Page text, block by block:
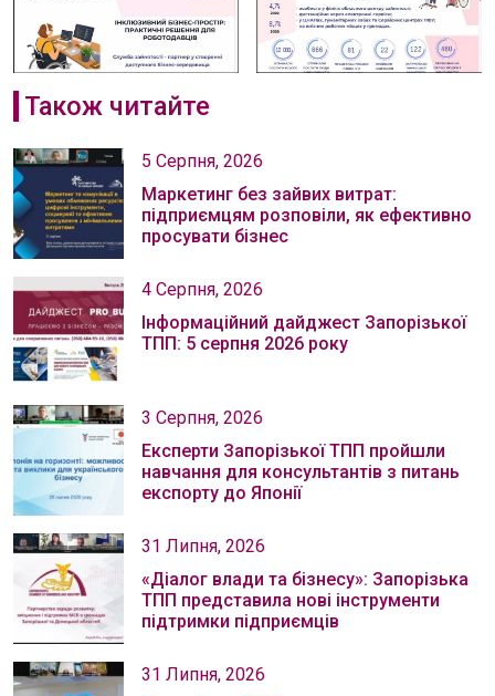
Також читайте
5 Серпня, 2026
Маркетинг без зайвих витрат:
підприємцям розповіли, як ефективно
просувати бізнес
4 Серпня, 2026
Інформаційний дайджест Запорізької
ТПП: 5 серпня 2026 року
3 Серпня, 2026
Експерти Запорізької ТПП пройшли
навчання для консультантів з питань
експорту до Японії
31 Липня, 2026
«Діалог влади та бізнесу»: Запорізька
ТПП представила нові інструменти
підтримки підприємців
31 Липня, 2026